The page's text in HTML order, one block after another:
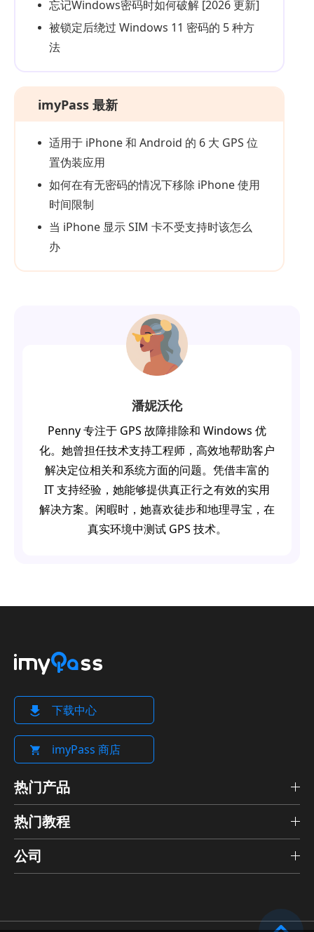
忘记Windows密码时如何破解 [2026 更新]
被锁定后绕过 Windows 11 密码的 5 种方
法
imyPass 最新
适用于 iPhone 和 Android 的 6 大 GPS 位
置伪装应用
如何在有无密码的情况下移除 iPhone 使用
时间限制
当 iPhone 显示 SIM 卡不受支持时该怎么
办
潘妮沃伦
Penny 专注于 GPS 故障排除和 Windows 优
化。她曾担任技术支持工程师，高效地帮助客户
解决定位相关和系统方面的问题。凭借丰富的
IT 支持经验，她能够提供真正行之有效的实用
解决方案。闲暇时，她喜欢徒步和地理寻宝，在
真实环境中测试 GPS 技术。
下载中心
imyPass 商店
热门产品
热门教程
公司